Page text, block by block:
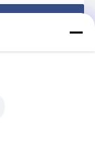
11062176
acier de